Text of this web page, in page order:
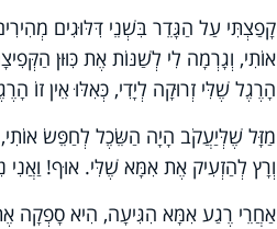
קָפַצְתִּי עַל הַגָּדֵר בִּשְׁנֵי דִּלּוּגִים
אוֹתִי, וְגָרְמָה לִי לְשַׁנּוֹת אֶת כִּוּוּן
הָרֶגֶל שֶׁלִּי זְרוּקָה לְיָדִי, כְּאִלּוּ אֵין זוֹ
מַזָּל שֶׁלְּיַעֲקֹב הָיָה הַשֵּׂכֶל לְחַפֵּשׂ
וְרָץ לְהַזְעִיק אֶת אִמָּא שֶׁלִּי. אוּף!
אַחֲרֵי רֶגַע אִמָּא הִגִּיעָה, הִיא סָפְקָה